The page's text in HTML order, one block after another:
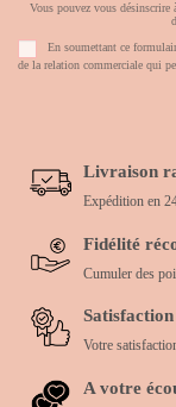
Vous pouvez vous
En soumettant ce
de la relation commerciale qui
Livraison
Expédition en
Fidélité
Cumuler des
Votre
A votre